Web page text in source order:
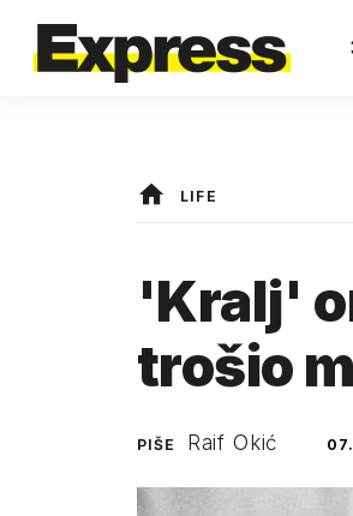
LIFE
'Kralj'
trošio
PIŠE Raif Okić